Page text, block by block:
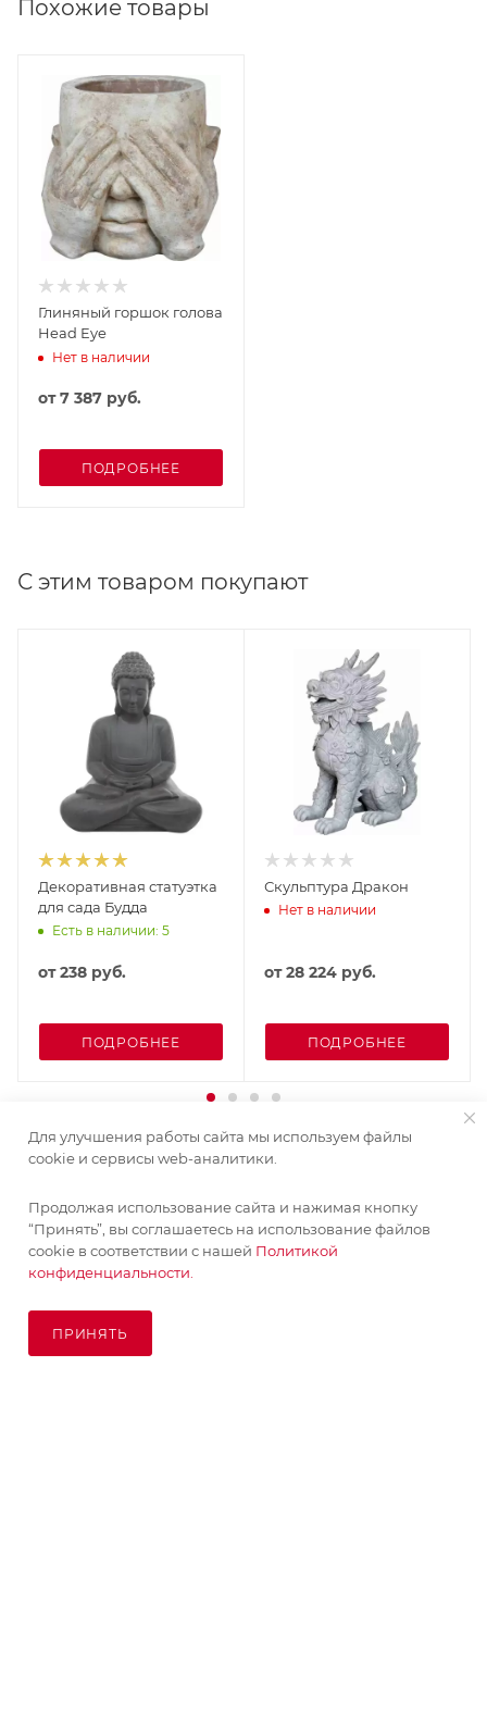
Похожие товары
Глиняный горшок голова
Head Eye
Нет в наличии
от7 387 руб.
ПОДРОБНЕЕ
С этим товаром покупают
Декоративная статуэтка
для сада Будда
Есть в наличии: 5
от238 руб.
ПОДРОБНЕЕ
Скульптура Дракон
Нет в наличии
от28 224 руб.
ПОДРОБНЕЕ
Для улучшения работы сайта мы используем файлы
cookie и сервисы web-аналитики.
Продолжая использование сайта и нажимая кнопку
“Принять”, вы соглашаетесь на использование файлов
cookie в соответствии с нашей Политикой
конфиденциальности.
ПРИНЯТЬ